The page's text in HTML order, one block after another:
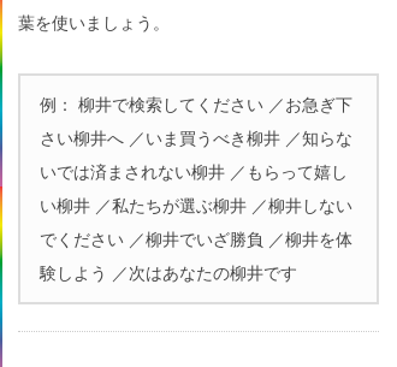
葉を使いましょう。
例： 柳井で検索してください ／お急ぎ下
さい柳井へ ／いま買うべき柳井 ／知らな
いでは済まされない柳井 ／もらって嬉し
い柳井 ／私たちが選ぶ柳井 ／柳井しない
でください ／柳井でいざ勝負 ／柳井を体
験しよう ／次はあなたの柳井です